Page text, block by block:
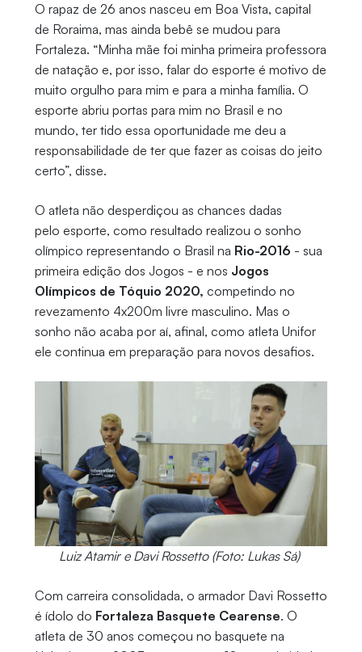
O rapaz de 26 anos nasceu em Boa Vista, capital
de Roraima, mas ainda bebê se mudou para
Fortaleza. “Minha mãe foi minha primeira professora
de natação e, por isso, falar do esporte é motivo de
muito orgulho para mim e para a minha família. O
esporte abriu portas para mim no Brasil e no
mundo, ter tido essa oportunidade me deu a
responsabilidade de ter que fazer as coisas do jeito
certo”, disse.
O atleta não desperdiçou as chances dadas
pelo esporte, como resultado realizou o sonho
olímpico representando o Brasil na Rio-2016 - sua
primeira edição dos Jogos - e nos Jogos
Olímpicos de Tóquio 2020, competindo no
revezamento 4x200m livre masculino. Mas o
sonho não acaba por aí, afinal, como atleta Unifor
ele continua em preparação para novos desafios.
Luiz Atamir e Davi Rossetto (Foto: Lukas Sá)
Com carreira consolidada, o armador Davi Rossetto
é ídolo do Fortaleza Basquete Cearense. O
atleta de 30 anos começou no basquete na